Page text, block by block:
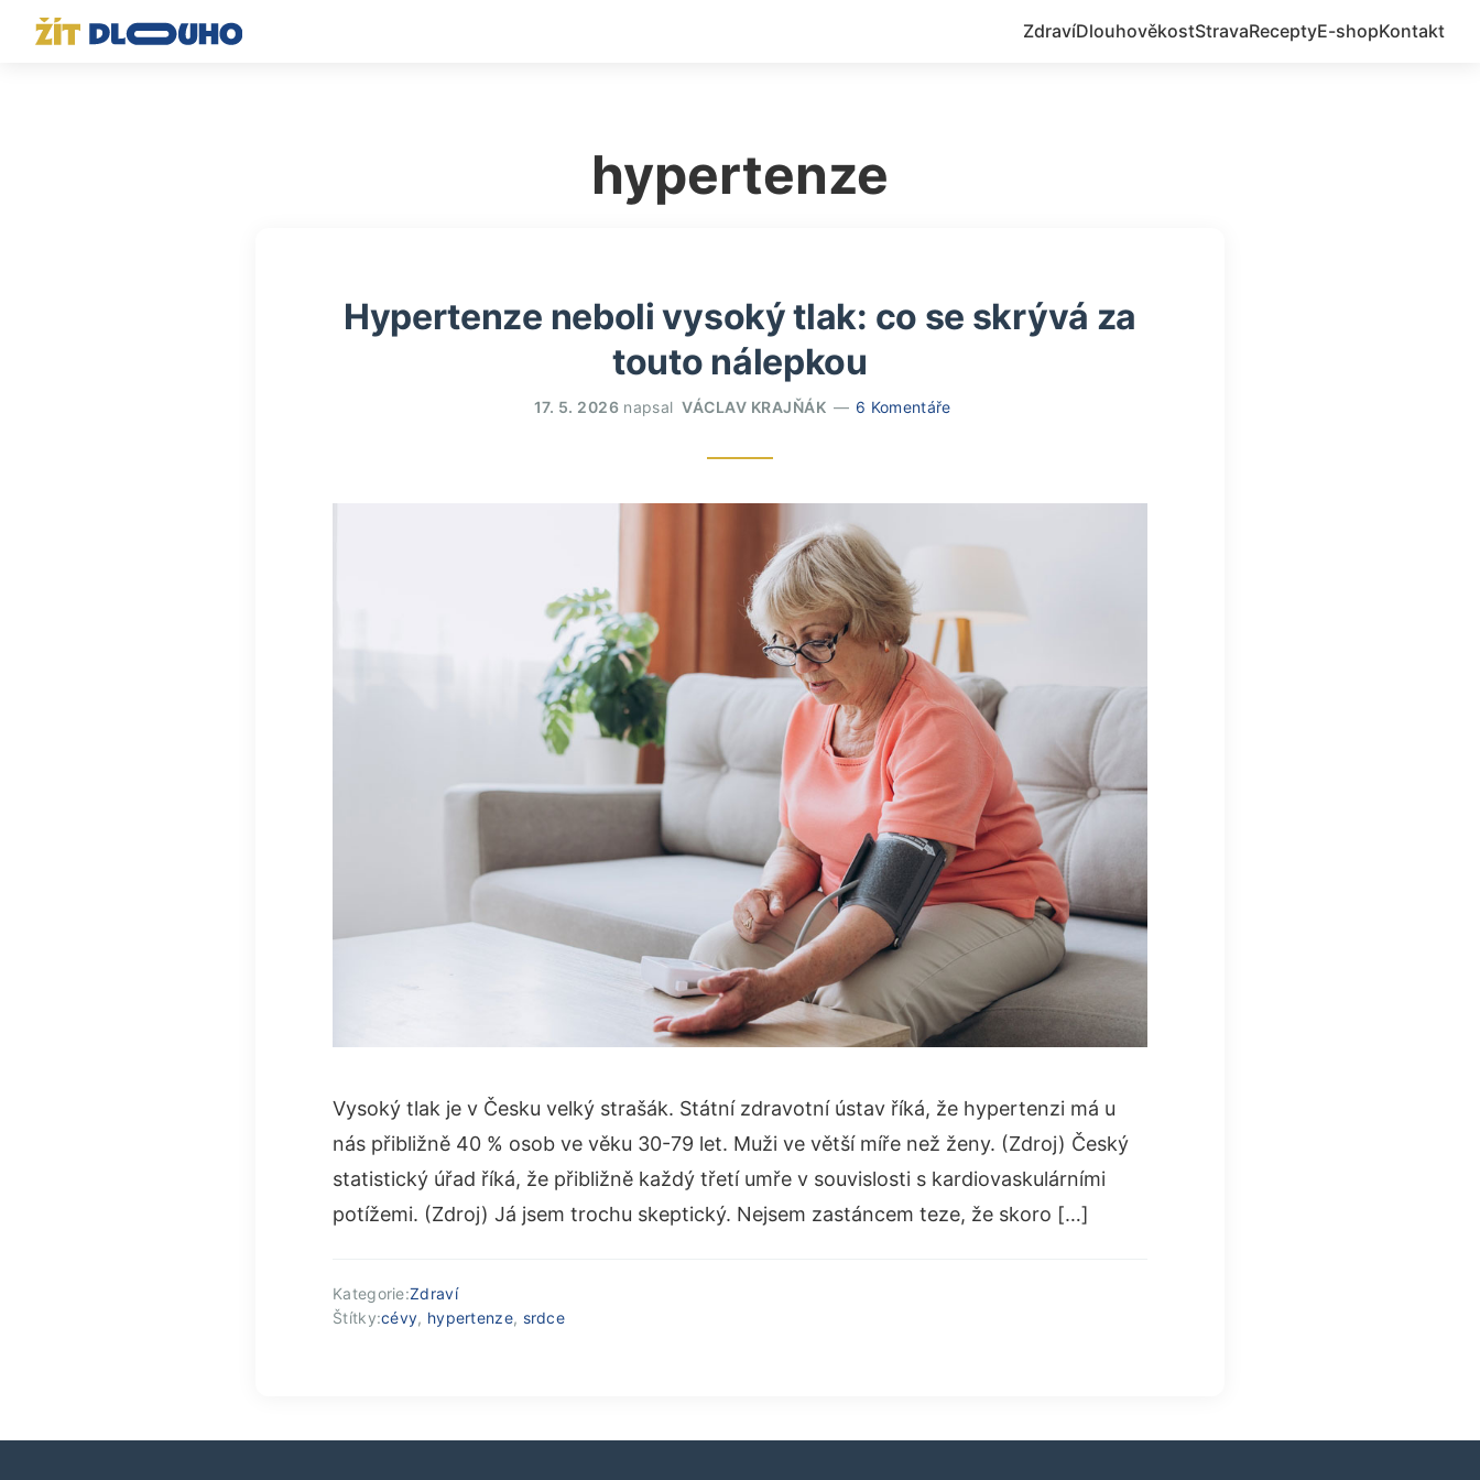
ZdravíDlouhověkostStravaReceptyE-shopKontakt
hypertenze
Hypertenze neboli vysoký tlak: co se skrývá za
touto nálepkou
17. 5. 2026 napsal VÁCLAV KRAJŇÁK 6 Komentáře
Vysoký tlak je v Česku velký strašák. Státní zdravotní ústav říká, že hypertenzi má u
nás přibližně 40 % osob ve věku 30-79 let. Muži ve větší míře než ženy. (Zdroj) Český
statistický úřad říká, že přibližně každý třetí umře v souvislosti s kardiovaskulárními
potížemi. (Zdroj) Já jsem trochu skeptický. Nejsem zastáncem teze, že skoro […]
Kategorie:Zdraví
Štítky:cévy, hypertenze, srdce